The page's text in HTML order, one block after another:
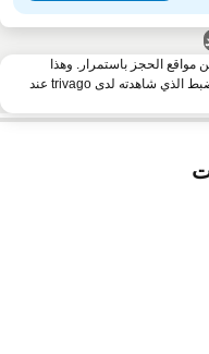
مواقع الحجز باستمرار. وهذا
يعني أنك قد لا تجد أحيانًا العرض المحدد بالضبط الذي شاهدته لدى trivago عند